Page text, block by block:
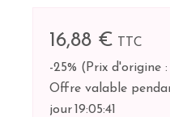
16,88 €
TTC
-25% ( Prix d'origine
Offre valable
jour 19:05:41